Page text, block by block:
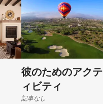
彼のためのアクテ
ィビティ
記事なし